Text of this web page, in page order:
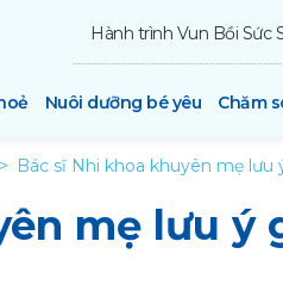
Hành trình Vun Bồi Sức
Nuôi dưỡng bé yêu Chăm
Bác sĩ Nhi khoa khuyên mẹ lưu
mẹ lưu ý